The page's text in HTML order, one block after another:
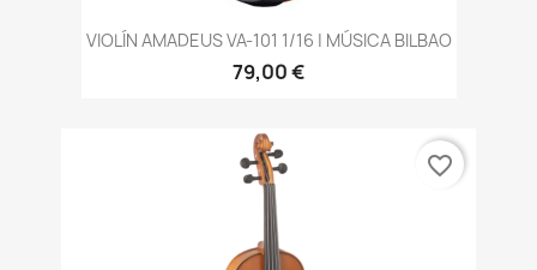
VIOLÍN AMADEUS VA-101 1/16 | MÚSICA BILBAO
79,00 €
favorite_border